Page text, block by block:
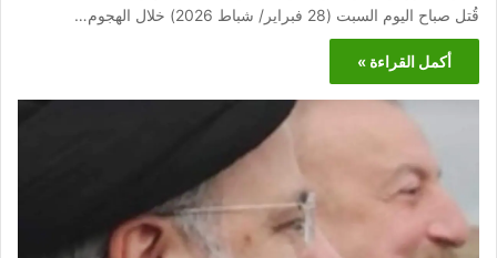
قُتل صباح اليوم السبت (28 فبراير/ شباط 2026) خلال الهجوم…
أكمل القراءة »